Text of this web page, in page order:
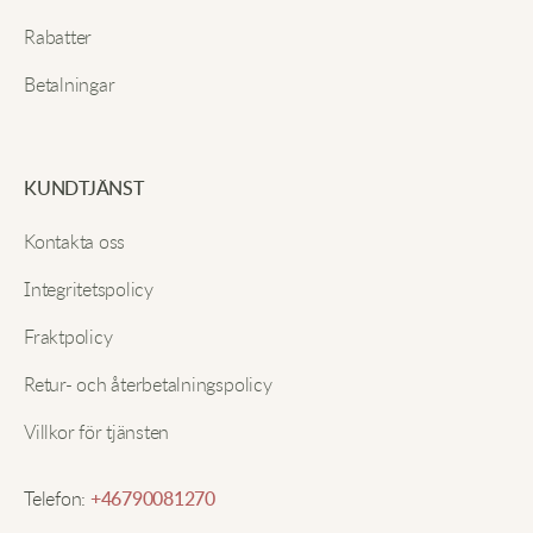
bekvämt! Axelbanden är lätta att justera och det
Känns bra, passar fint, enkel och lätt.
Rabatter
Betalningar
KUNDTJÄNST
Kontakta oss
Integritetspolicy
Fraktpolicy
Retur- och återbetalningspolicy
Villkor för tjänsten
Telefon: +46790081270